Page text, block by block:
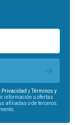
Privacidad y
Términos y
información u ofertas
afiliadas o de terceros.